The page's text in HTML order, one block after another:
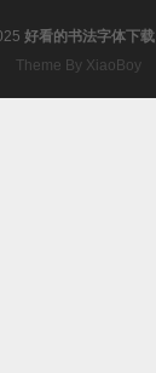
好看的书法字体下载
Theme By XiaoBoy